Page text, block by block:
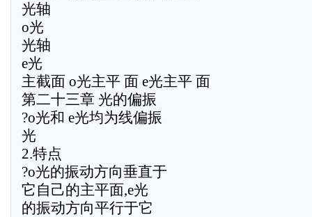
光轴
o光
光轴
e光
主截面 o光主平 面 e光主平 面
第二十三章 光的偏振
?o光和 e光均为线偏振
光
2.特点
?o光的振动方向垂直于
它自己的主平面,e光
的振动方向平行于它